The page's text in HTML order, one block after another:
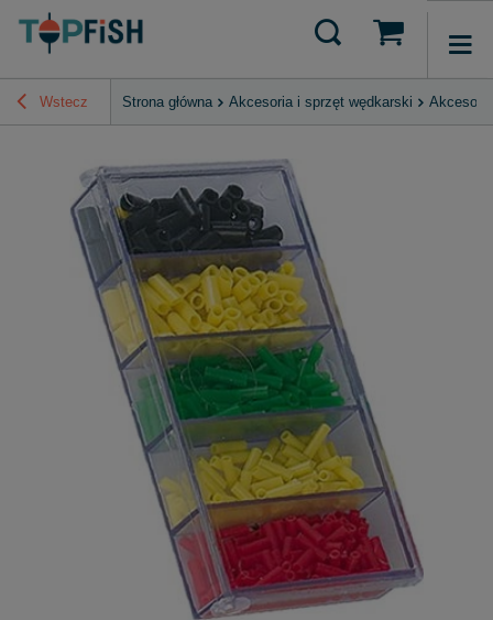
Wstecz Strona główna Akcesoria i sprzęt wędkarski